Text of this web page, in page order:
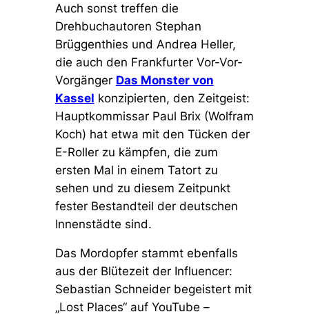
Auch sonst treffen die
Drehbuchautoren Stephan
Brüggenthies und Andrea Heller,
die auch den Frankfurter Vor-Vor-
Vorgänger Das Monster von
Kassel konzipierten, den Zeitgeist:
Hauptkommissar Paul Brix (Wolfram
Koch) hat etwa mit den Tücken der
E-Roller zu kämpfen, die zum
ersten Mal in einem Tatort zu
sehen und zu diesem Zeitpunkt
fester Bestandteil der deutschen
Innenstädte sind.
Das Mordopfer stammt ebenfalls
aus der Blütezeit der Influencer:
Sebastian Schneider begeistert mit
„Lost Places“ auf YouTube –